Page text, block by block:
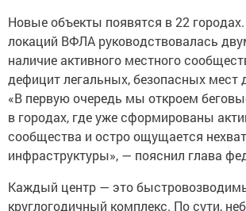
Новые объекты появятся в 22
локаций ВФЛА руководствовалась
наличие активного местного
дефицит легальных, безопасных мест
«В первую очередь мы откроем
в городах, где уже сформированы
сообщества и остро ощущается
инфраструктуры», — пояснил глава
Каждый центр — это
круглогодичный комплекс. По сути,